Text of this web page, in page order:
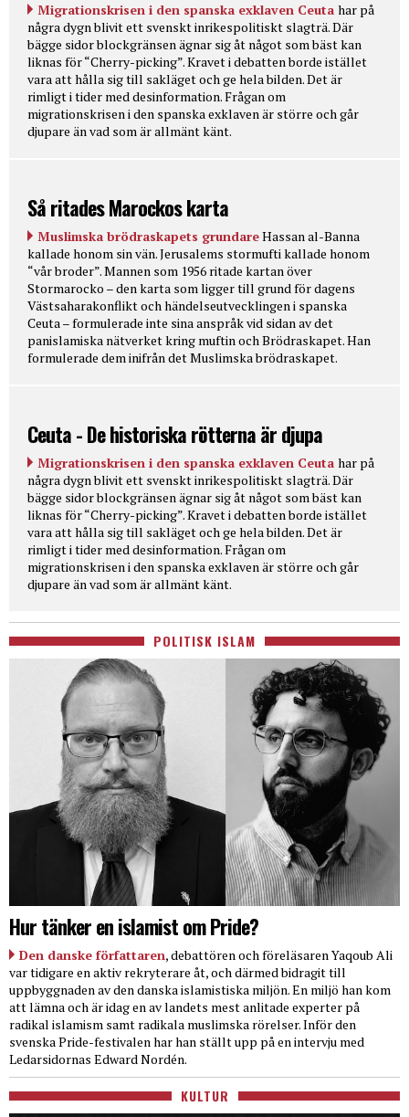
Migrationskrisen i den spanska exklaven Ceuta har på
några dygn blivit ett svenskt inrikespolitiskt slagträ. Där
bägge sidor blockgränsen ägnar sig åt något som bäst kan
liknas för “Cherry-picking”. Kravet i debatten borde istället
vara att hålla sig till sakläget och ge hela bilden. Det är
rimligt i tider med desinformation. Frågan om
migrationskrisen i den spanska exklaven är större och går
djupare än vad som är allmänt känt.
Så ritades Marockos karta
Muslimska brödraskapets grundareHassan al-Banna
kallade honom sin vän. Jerusalems stormufti kallade honom
“vår broder”. Mannen som 1956 ritade kartan över
Stormarocko – den karta som ligger till grund för dagens
Västsaharakonflikt och händelseutvecklingen i spanska
Ceuta – formulerade inte sina anspråk vid sidan av det
panislamiska nätverket kring muftin och Brödraskapet. Han
formulerade dem inifrån det Muslimska brödraskapet.
Ceuta - De historiska rötterna är djupa
Migrationskrisen i den spanska exklaven Ceuta har på
några dygn blivit ett svenskt inrikespolitiskt slagträ. Där
bägge sidor blockgränsen ägnar sig åt något som bäst kan
liknas för “Cherry-picking”. Kravet i debatten borde istället
vara att hålla sig till sakläget och ge hela bilden. Det är
rimligt i tider med desinformation. Frågan om
migrationskrisen i den spanska exklaven är större och går
djupare än vad som är allmänt känt.
POLITISK ISLAM
Hur tänker en islamist om Pride?
Den danske författaren, debattören och föreläsaren Yaqoub Ali
var tidigare en aktiv rekryterare åt, och därmed bidragit till
uppbyggnaden av den danska islamistiska miljön. En miljö han kom
att lämna och är idag en av landets mest anlitade experter på
radikal islamism samt radikala muslimska rörelser. Inför den
svenska Pride-festivalen har han ställt upp på en intervju med
Ledarsidornas Edward Nordén.
KULTUR